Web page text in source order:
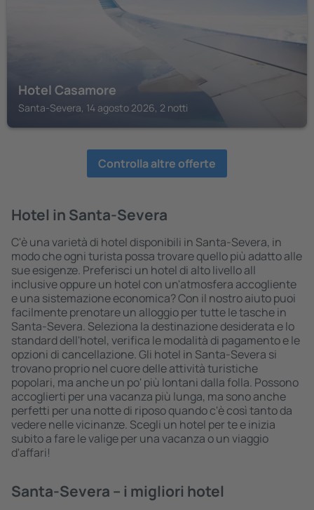
Hotel Casamore
Santa-Severa, 14 agosto 2026, 2 notti
Controlla altre offerte
Hotel in Santa-Severa
C'è una varietà di hotel disponibili in Santa-Severa, in
modo che ogni turista possa trovare quello più adatto alle
sue esigenze. Preferisci un hotel di alto livello all
inclusive oppure un hotel con un'atmosfera accogliente
e una sistemazione economica? Con il nostro aiuto puoi
facilmente prenotare un alloggio per tutte le tasche in
Santa-Severa. Seleziona la destinazione desiderata e lo
standard dell'hotel, verifica le modalità di pagamento e le
opzioni di cancellazione. Gli hotel in Santa-Severa si
trovano proprio nel cuore delle attività turistiche
popolari, ma anche un po' più lontani dalla folla. Possono
accoglierti per una vacanza più lunga, ma sono anche
perfetti per una notte di riposo quando c'è così tanto da
vedere nelle vicinanze. Scegli un hotel per te e inizia
subito a fare le valige per una vacanza o un viaggio
d'affari!
Santa-Severa – i migliori hotel